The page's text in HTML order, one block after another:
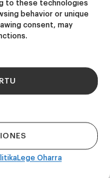
to these technologies
behavior or unique
consent, may
Lege Oharra
prácticas de
cervecera.
inglés, tanto oral
detalle.
y proactividad.